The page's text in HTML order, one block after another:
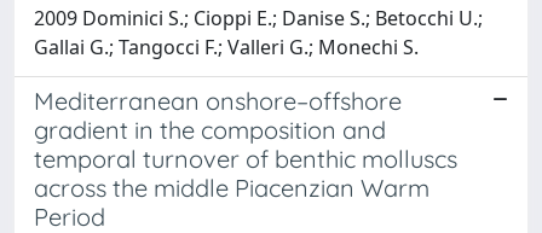
2009 Dominici S.; Cioppi E.; Danise S.; Betocchi U.;
Gallai G.; Tangocci F.; Valleri G.; Monechi S.
Mediterranean onshore–offshore
gradient in the composition and
temporal turnover of benthic molluscs
across the middle Piacenzian Warm
Period